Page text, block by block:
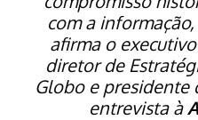
com a
afirma o
diretor de
Globo e presidente
entrevista à